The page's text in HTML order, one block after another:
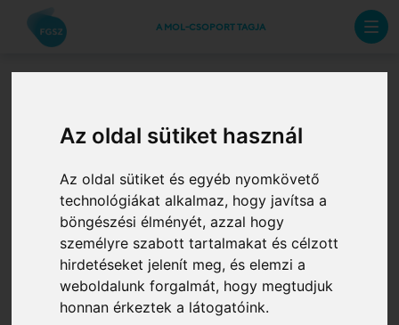
Az oldal sütiket használ
Az oldal sütiket és egyéb nyomkövető
technológiákat alkalmaz, hogy javítsa a
böngészési élményét, azzal hogy
személyre szabott tartalmakat és célzott
hirdetéseket jelenít meg, és elemzi a
weboldalunk forgalmát, hogy megtudjuk
honnan érkeztek a látogatóink.
A MOL-CSOPORT TAGJA
Határkeresztező
pontok CAM NC
szerinti nem kötelező
jellegű piacikereslet-
felmérési jelentések